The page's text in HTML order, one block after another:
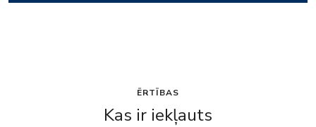
ĒRTĪBAS
Kas ir iekļauts